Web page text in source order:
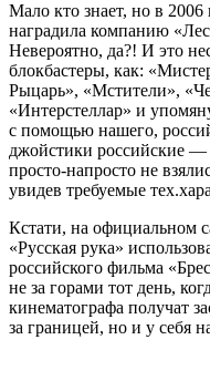
Мало кто знает, но в
наградила компанию
Невероятно, да?! И это
блокбастеры, как:
Рыцарь», «Мстители»,
«Интерстеллар» и
с помощью нашего,
джойстики российские —
просто-напросто не
увидев требуемые
Кстати, на официальном
«Русская рука»
российского фильма
не за горами тот день,
кинематографа получат
за границей, но и у себя